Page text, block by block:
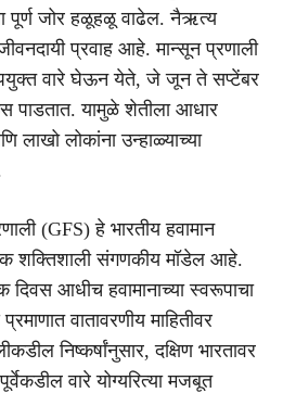
पूर्ण जोर हळूहळू वाढेल. नैऋत्य
जीवनदायी प्रवाह आहे. मान्सून प्रणाली
वारे घेऊन येते, जे जून ते सप्टेंबर
पाडतात. यामुळे शेतीला आधार
लाखो लोकांना उन्हाळ्याच्या
(GFS) हे भारतीय हवामान
एक शक्तिशाली संगणकीय मॉडेल आहे.
आधीच हवामानाच्या स्वरूपाचा
वातावरणीय माहितीवर
निष्कर्षांनुसार, दक्षिण भारतावर
वारे योग्यरित्या मजबूत